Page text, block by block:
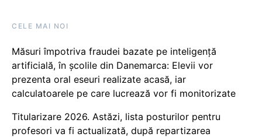
CELE MAI NOI
Măsuri împotriva fraudei bazate pe inteligență
artificială, în școlile din Danemarca: Elevii vor
prezenta oral eseuri realizate acasă, iar
calculatoarele pe care lucrează vor fi monitorizate
Titularizare 2026. Astăzi, lista posturilor pentru
profesori va fi actualizată, după repartizarea